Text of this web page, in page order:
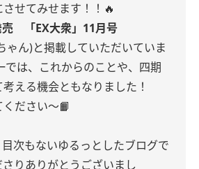
させてみせます！！🔥
売 「EX大衆」11月号
ゃん)と掲載していただいていま
では、これからのことや、四期
える機会ともなりました！
ださい〜📙
次もないゆるっとしたブログで
りありがとうございまし